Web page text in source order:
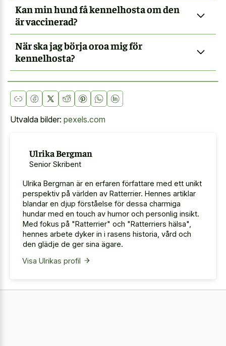
Kan min hund få kennelhosta om den
är vaccinerad?
När ska jag börja oroa mig för
kennelhosta?
Utvalda bilder: pexels.com
Ulrika Bergman
Senior Skribent
Ulrika Bergman är en erfaren författare med ett unikt
perspektiv på världen av Ratterrier. Hennes artiklar
blandar en djup förståelse för dessa charmiga
hundar med en touch av humor och personlig insikt.
Med fokus på "Ratterrier" och "Ratterriers hälsa",
hennes arbete dyker in i rasens historia, vård och
den glädje de ger sina ägare.
Visa Ulrikas profil